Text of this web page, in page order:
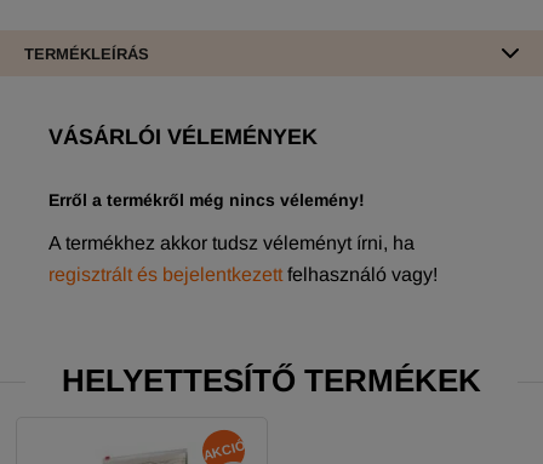
TERMÉKLEÍRÁS
VÁSÁRLÓI VÉLEMÉNYEK
Erről a termékről még nincs vélemény!
A termékhez akkor tudsz véleményt írni, ha
regisztrált és bejelentkezett felhasználó vagy!
HELYETTESÍTŐ TERMÉKEK
AKCIÓ